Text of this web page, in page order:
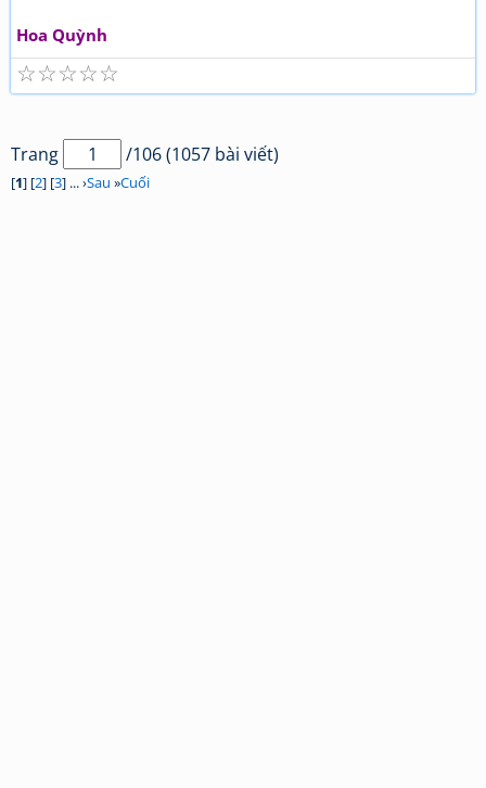
Hoa Quỳnh
☆
☆
☆
☆
☆
Trang /106 (1057 bài viết)
[1] [2] [3] ... ›Sau »Cuối